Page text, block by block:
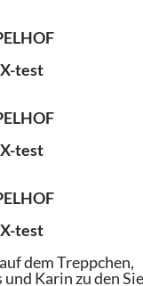
test
test
test
dem Treppchen,
Karin zu den